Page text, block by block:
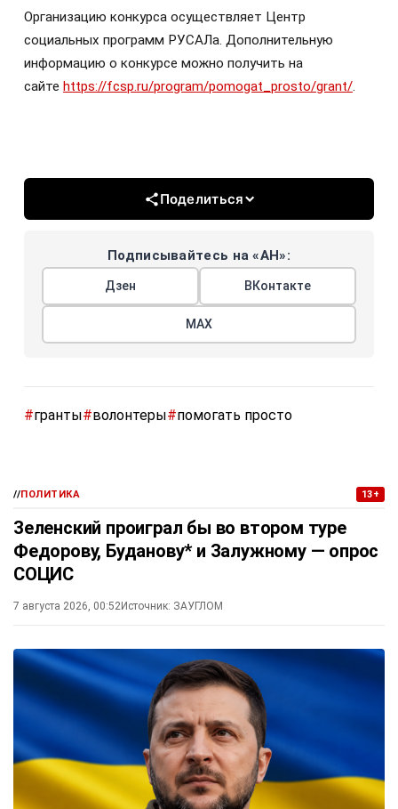
Организацию конкурса осуществляет Центр
социальных программ РУСАЛа. Дополнительную
информацию о конкурсе можно получить на
сайте https://fcsp.ru/program/pomogat_prosto/grant/.
Поделиться
Подписывайтесь на «АН»:
Дзен ВКонтакте
МАХ
#гранты#волонтеры#помогать просто
//ПОЛИТИКА 13+
Зеленский проиграл бы во втором туре
Федорову, Буданову* и Залужному — опрос
СОЦИС
7 августа 2026, 00:52Источник: ЗАУГЛОМ